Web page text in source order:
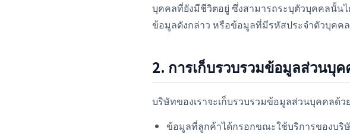
บุคคลที่ยังมีชีวิตอยู่ ซึ่งสามารถระบุตัวบุคคลนั้น
ข้อมูลดังกล่าว หรือข้อมูลที่มีรหัสประจำตัวบุคค
2. การเก็บรวบรวมข้อมูลส่วนบุ
บริษัทของเราจะเก็บรวบรวมข้อมูลส่วนบุคคลด้ว
ข้อมูลที่ลูกค้าได้กรอกขณะใช้บริการของบริษั